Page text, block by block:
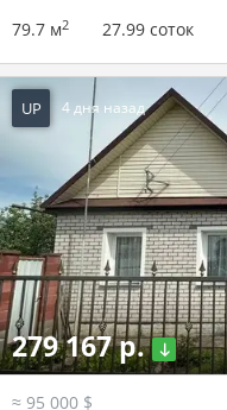
79.7 м2 27.99 соток
UP 4 дня назад
279 167 р.
≈ 95 000 $